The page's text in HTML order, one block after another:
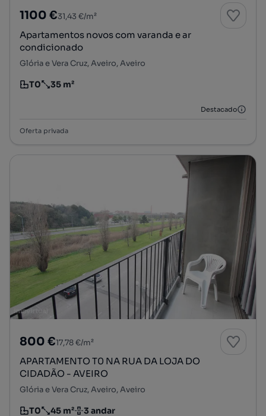
1100 €31,43 €/m²
Apartamentos novos com varanda e ar
condicionado
Glória e Vera Cruz, Aveiro, Aveiro
Tipologia
T0
Preço por metro quadrado
35 m²
Destacado
Oferta privada
800 €17,78 €/m²
APARTAMENTO T0 NA RUA DA LOJA DO
CIDADÃO - AVEIRO
Glória e Vera Cruz, Aveiro, Aveiro
T0 45 m² 3 andar